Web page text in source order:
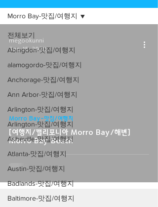
전체보기
Abingdon-맛집/여행지
alamogordo-맛집/여행지
Anchorage-맛집/여행지
Ann Arbor-맛집/여행지
Arlington-맛집/여행지
Arlington-맛집/여행지
Asheville-맛집/여행지
Atlanta-맛집/여행지
Austin-맛집/여행지
Badlands-맛집/여행지
Baltimore-맛집/여행지
Morro Bay-맛집/여행지
[여행지/캘리포니아 Morro Bay/해변]
Morro Bay Beach
Morro Bay-맛집/여행지
megookunni
Sep 15, 2020